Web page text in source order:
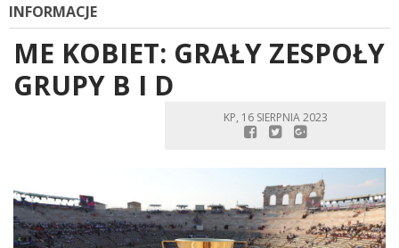
INFORMACJE
ME KOBIET: GRAŁY ZESPOŁY
GRUPY B I D
KP, 16 SIERPNIA 2023